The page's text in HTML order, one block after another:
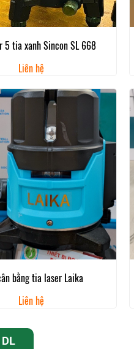
5 tia xanh Sincon SL 668
Liên hệ
bằng tia laser Laika
Liên hệ